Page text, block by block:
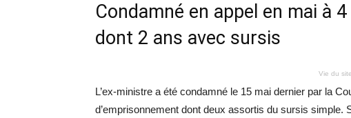
Condamné en appel en mai à
dont 2 ans avec sursis
Vie du site
L’ex-ministre a été condamné le 15 mai dernier par la
d’emprisonnement dont deux assortis du sursis simple.